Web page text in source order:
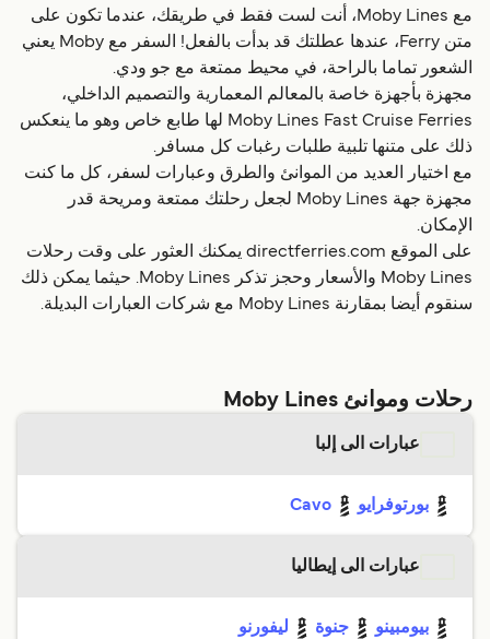
مع Moby Lines، أنت لست فقط في طريقك، عندما تكون على
متن Ferry، عندها عطلتك قد بدأت بالفعل! السفر مع Moby يعني
الشعور تماما بالراحة، في محيط ممتعة مع جو ودي.
مجهزة بأجهزة خاصة بالمعالم المعمارية والتصميم الداخلي،
Moby Lines Fast Cruise Ferries لها طابع خاص وهو ما ينعكس
ذلك على متنها تلبية طلبات رغبات كل مسافر.
مع اختيار العديد من الموانئ والطرق وعبارات لسفر، كل ما كنت
مجهزة جهة Moby Lines لجعل رحلتك ممتعة ومريحة قدر
الإمكان.
على الموقع directferries.com يمكنك العثور على وقت رحلات
Moby Lines والأسعار وحجز تذكر Moby Lines. حيثما يمكن ذلك
سنقوم أيضا بمقارنة Moby Lines مع شركات العبارات البديلة.
رحلات وموانئ Moby Lines
عبارات الى إلبا
بورتوفرایو Cavo
عبارات الى إيطاليا
بيومبينو جنوة ليفورنو